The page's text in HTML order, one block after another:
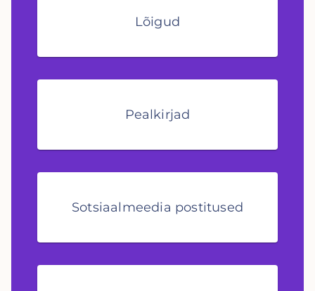
Lõigud
Pealkirjad
Sotsiaalmeedia postitused